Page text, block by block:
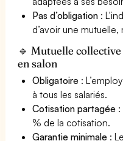
Pas d’obligation :
d’avoir une
🔹 Mutuelle
en salon
Obligatoire :
à tous les salariés.
Cotisation partagée
% de la cotisation.
Garantie minimale :